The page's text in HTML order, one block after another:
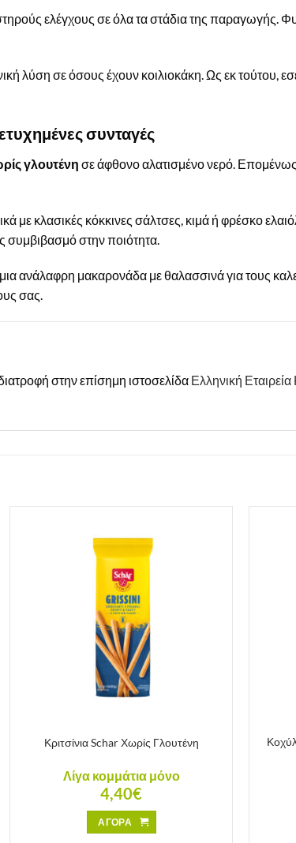
ελέγχους σε όλα τα στάδια της παραγωγής.
λύση σε όσους έχουν κοιλιοκάκη. Ως εκ τούτου,
συνταγές
γλουτένη σε άφθονο αλατισμένο νερό.
με κλασικές κόκκινες σάλτσες, κιμά ή φρέσκο
στην ποιότητα.
μια ανάλαφρη μακαρονάδα με θαλασσινά για τους
σας.
στην επίσημη ιστοσελίδα Ελληνική Εταιρεία
Κριτσίνια Schar Χωρίς Γλουτένη
Λίγα κομμάτια μόνο
4,40€
ΑΓΟΡΑ